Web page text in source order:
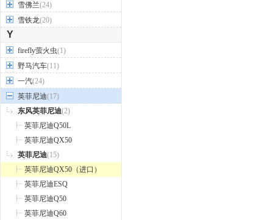
雪佛兰(24)
雪铁龙(20)
Y
firefly萤火虫(1)
野马汽车(11)
一汽(24)
英菲尼迪(17)
东风英菲尼迪(2)
英菲尼迪Q50L
英菲尼迪QX50
英菲尼迪(15)
英菲尼迪QX50（进口）
英菲尼迪ESQ
英菲尼迪Q50
英菲尼迪Q60